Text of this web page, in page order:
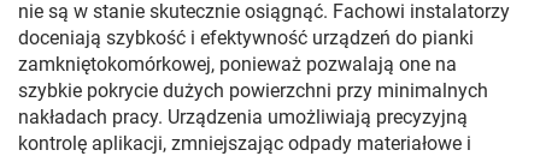
nie są w stanie skutecznie osiągnąć. Fachowi instalatorzy
doceniają szybkość i efektywność urządzeń do pianki
zamkniętokomórkowej, ponieważ pozwalają one na
szybkie pokrycie dużych powierzchni przy minimalnych
nakładach pracy. Urządzenia umożliwiają precyzyjną
kontrolę aplikacji, zmniejszając odpady materiałowe i